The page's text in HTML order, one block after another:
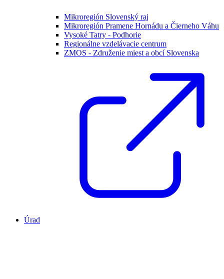
Mikroregión Slovenský raj
Mikroregión Pramene Hornádu a Čierneho Váhu
Vysoké Tatry - Podhorie
Regionálne vzdelávacie centrum
ZMOS - Združenie miest a obcí Slovenska
Úrad